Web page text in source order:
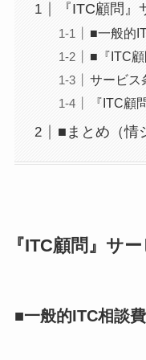
『ITC顧問』
■一般的
■『ITC
サービス
『ITC顧
■まとめ（情
『ITC顧問』サ
■一般的ITC相談